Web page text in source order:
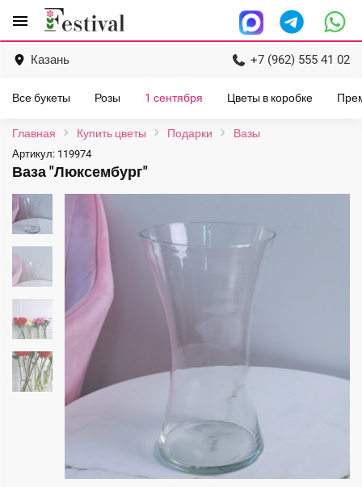
menu
Перейти
содержанию
Казань +7 (962) 555 41 02
Все букеты Розы 1 сентября Цветы в коробке
Главная Купить цветы Подарки Вазы
Артикул: 119974
Ваза "Люксембург"